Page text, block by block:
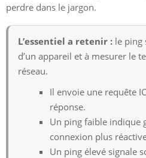
perdre dans le jargon.
L’essentiel a retenir : le ping
d’un appareil et à mesurer le
réseau.
Il envoie une requête
réponse.
Un ping faible indique
connexion plus
Un ping élevé signale